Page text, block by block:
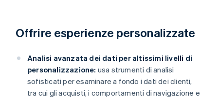
Offrire esperienze personalizzate
Analisi avanzata dei dati per altissimi livelli di
personalizzazione: usa strumenti di analisi
sofisticati per esaminare a fondo i dati dei clienti,
tra cui gli acquisti, i comportamenti di navigazione e